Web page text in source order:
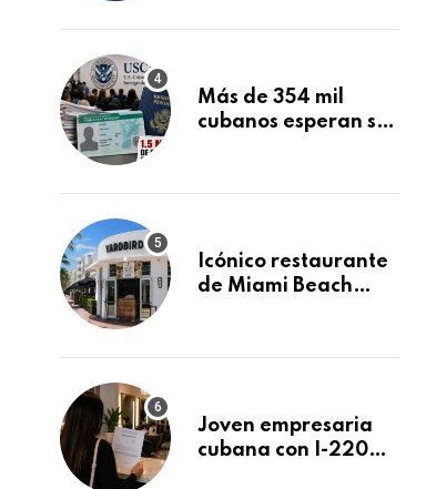
tras Writ of
Más de 354 mil
cubanos esperan su
acumula 1.5 millones
Icónico restaurante
de Miami Beach
después de 15 años
Joven empresaria
cubana con I-220A